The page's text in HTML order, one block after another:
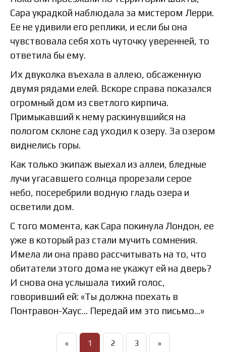
Сара украдкой наблюдала за мистером Лерри.
Ее не удивили его реплики, и если бы она
чувствовала себя хоть чуточку уверенней, то
ответила бы ему.
Их двуколка въехала в аллею, обсаженную
двумя рядами елей. Вскоре справа показался
огромный дом из светлого кирпича.
Примыкавший к нему раскинувшийся на
пологом склоне сад уходил к озеру. За озером
виднелись горы.
Как только экипаж выехал из аллеи, бледные
лучи угасавшего солнца прорезали серое
небо, посеребрили водную гладь озера и
осветили дом.
С того момента, как Сара покинула Лондон, ее
уже в который раз стали мучить сомнения.
Имела ли она право рассчитывать на то, что
обитатели этого дома не укажут ей на дверь?
И снова она услышала тихий голос,
говоривший ей: «Ты должна поехать в
Понтравон-Хаус… Передай им это письмо…»
« 1 2 3 »